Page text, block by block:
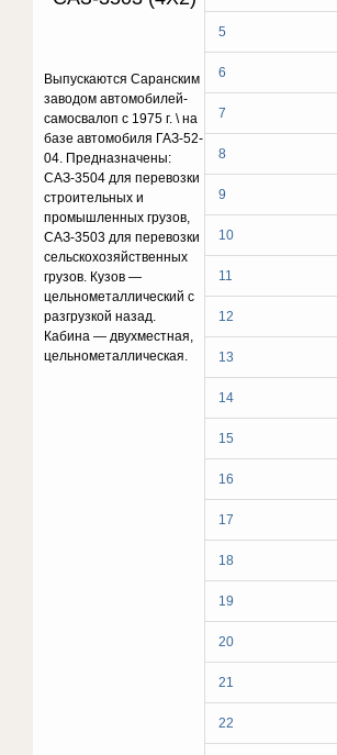
5
6
7
8
9
10
11
12
13
14
15
16
17
18
19
20
21
22
Выпускаются Саранским
заводом автомобилей-
самосвалоп с 1975 г. \ на
базе автомобиля ГАЗ-52-
04. Предназначены:
САЗ-3504 для перевозки
строительных и
промышленных грузов,
САЗ-3503 для перевозки
сельскохозяйственных
грузов. Кузов —
цельнометаллический с
разгрузкой назад.
Кабина — двухместная,
цельнометаллическая.